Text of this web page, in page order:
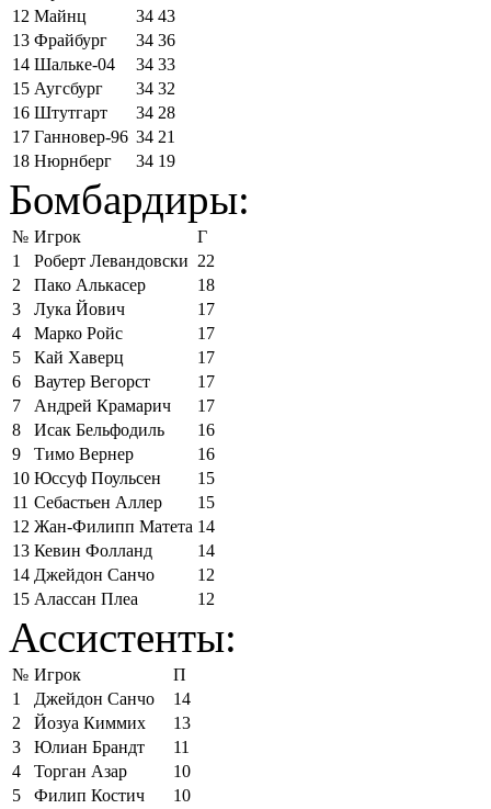
12 Майнц 34 43
13 Фрайбург 34 36
14 Шальке-04 34 33
15 Аугсбург 34 32
16 Штутгарт 34 28
17 Ганновер-96 34 21
18 Нюрнберг 34 19
Бомбардиры:
№ Игрок
Г
1
Роберт Левандовски 22
2
Пако Алькасер
18
3
Лука Йович
17
4
Марко Ройс
17
5
Кай Хаверц
17
6
Ваутер Вегорст
17
7
Андрей Крамарич
17
8
Исак Бельфодиль
16
9
Тимо Вернер
16
10 Юссуф Поульсен
15
11 Себастьен Аллер
15
12 Жан-Филипп Матета 14
13 Кевин Фолланд
14
14 Джейдон Санчо
12
15 Алассан Плеа 12
Ассистенты:
№ Игрок
П
1
Джейдон Санчо
14
2
Йозуа Киммих
13
3
Юлиан Брандт
11
4
Торган Азар
10
5
Филип Костич
10